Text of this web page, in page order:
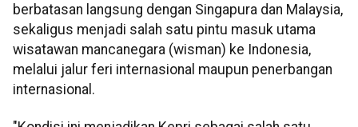
berbatasan langsung dengan Singapura dan Malaysia,
sekaligus menjadi salah satu pintu masuk utama
wisatawan mancanegara (wisman) ke Indonesia,
melalui jalur feri internasional maupun penerbangan
internasional.